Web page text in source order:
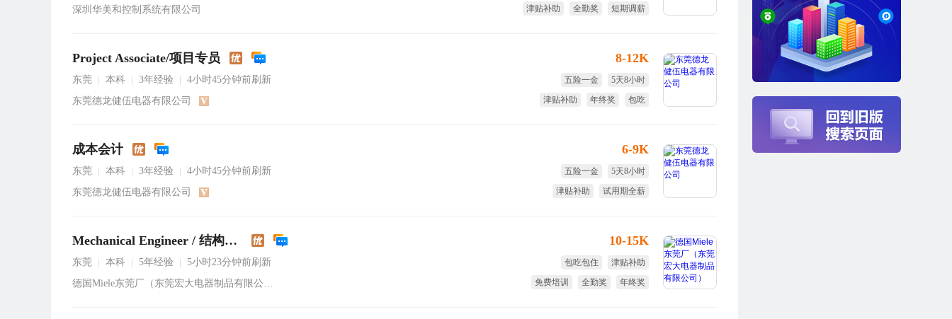
深圳华美和控制系统有限公司
津贴补助
全勤奖
短期调薪
Project Associate/项目专员
东莞 本科 3年经验
4小时45分钟前刷新
东莞德龙健伍电器有限公司
8-12K
五险一金
5天8小时
津贴补助
年终奖
包吃
成本会计
东莞 本科 3年经验
4小时45分钟前刷新
东莞德龙健伍电器有限公司
6-9K
五险一金
5天8小时
津贴补助
试用期全薪
Mechanical Engineer / 结构工程师
东莞 本科 5年经验
5小时23分钟前刷新
德国Miele东莞厂（东莞宏大电器制品有限公司）
10-15K
包吃包住
津贴补助
免费培训
全勤奖
年终奖